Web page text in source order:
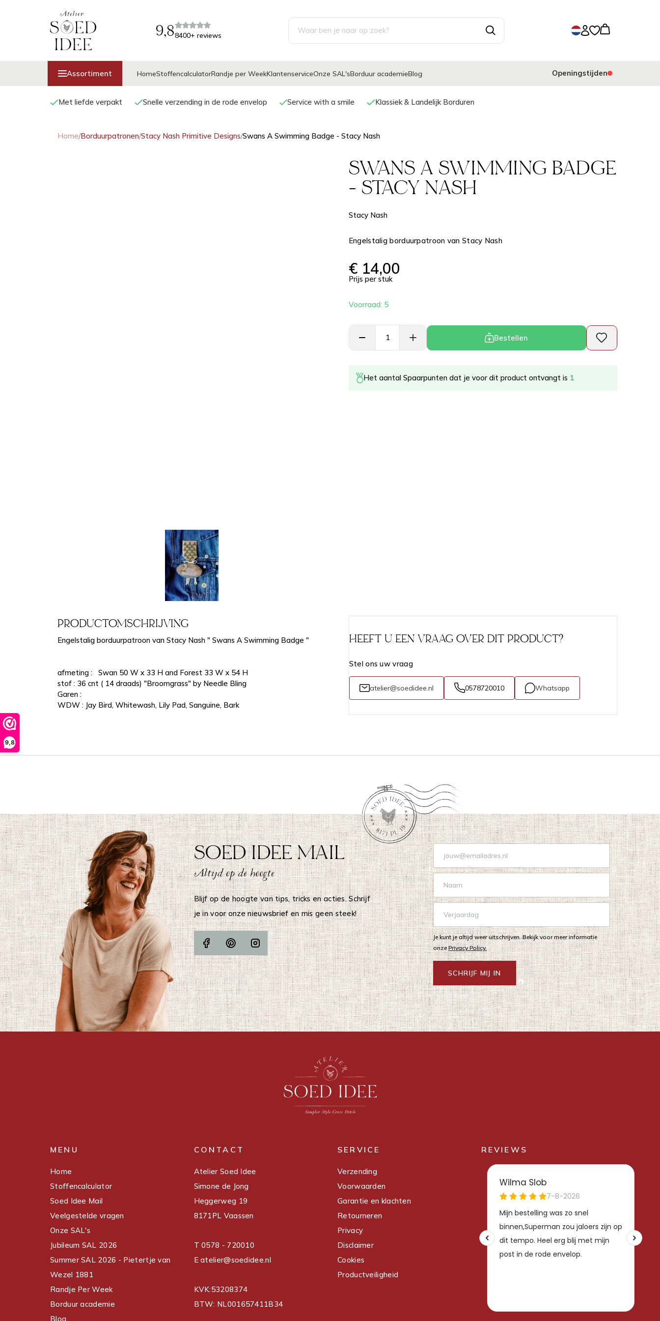
9,8
9,88400+ reviews
Assortiment HomeStoffencalculatorRandje per WeekKlantenserviceOnze SAL'sBorduur academieBlog Openingstijden
Met liefde verpakt Snelle verzending in de rode envelop Service with a smile Klassiek & Landelijk Borduren
Home/Borduurpatronen/Stacy Nash Primitive Designs/Swans A Swimming Badge - Stacy Nash
SWANS A SWIMMING BADGE
- STACY NASH
Stacy Nash
Engelstalig borduurpatroon van Stacy Nash
€ 14,00
Prijs per stuk
Voorraad: 5
Bestellen
Het aantal Spaarpunten dat je voor dit product ontvangt is 1
PRODUCTOMSCHRIJVING
Engelstalig borduurpatroon van Stacy Nash " Swans A Swimming Badge "
afmeting :
Swan 50 W x 33 H and Forest 33 W x 54 H
stof : 36 cnt ( 14 draads) "Broomgrass" by Needle Bling
Garen :
WDW : Jay Bird, Whitewash, Lily Pad, Sanguine, Bark
HEEFT U EEN VRAAG OVER DIT PRODUCT?
Stel ons uw vraag
atelier@soedidee.nl 0578720010 Whatsapp
SOED IDEE MAIL
Altijd op de hoogte
Blijf op de hoogte van tips, tricks en acties. Schrijf
je in voor onze nieuwsbrief en mis geen steek!
Je kunt je altijd weer uitschrijven. Bekijk voor meer informatie
onzePrivacy Policy.
SCHRIJF MIJ IN
MENU
Home
Stoffencalculator
Soed Idee Mail
Veelgestelde vragen
Onze SAL's
Jubileum SAL 2026
Summer SAL 2026 - Pietertje van
Wezel 1881
Randje Per Week
Borduur academie
Blog
CONTACT
Atelier Soed Idee
Simone de Jong
Heggerweg 19
8171PL Vaassen
T 0578 - 720010
E atelier@soedidee.nl
KVK:53208374
BTW: NL001657411B34
SERVICE
Verzending
Voorwaarden
Garantie en klachten
Retourneren
Privacy
Disclaimer
Cookies
Productveiligheid
REVIEWS